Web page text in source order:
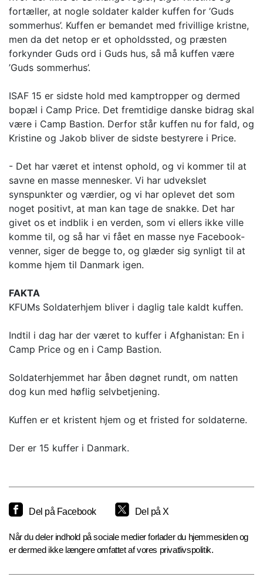
fortæller, at nogle soldater kalder kuffen for ’Guds
sommerhus’. Kuffen er bemandet med frivillige kristne,
men da det netop er et opholdssted, og præsten
forkynder Guds ord i Guds hus, så må kuffen være
’Guds sommerhus’.
ISAF 15 er sidste hold med kamptropper og dermed
bopæl i Camp Price. Det fremtidige danske bidrag skal
være i Camp Bastion. Derfor står kuffen nu for fald, og
Kristine og Jakob bliver de sidste bestyrere i Price.
- Det har været et intenst ophold, og vi kommer til at
savne en masse mennesker. Vi har udvekslet
synspunkter og værdier, og vi har oplevet det som
noget positivt, at man kan tage de snakke. Det har
givet os et indblik i en verden, som vi ellers ikke ville
komme til, og så har vi fået en masse nye Facebook-
venner, siger de begge to, og glæder sig synligt til at
komme hjem til Danmark igen.
FAKTA
KFUMs Soldaterhjem bliver i daglig tale kaldt kuffen.
Indtil i dag har der været to kuffer i Afghanistan: En i
Camp Price og en i Camp Bastion.
Soldaterhjemmet har åben døgnet rundt, om natten
dog kun med høflig selvbetjening.
Kuffen er et kristent hjem og et fristed for soldaterne.
Der er 15 kuffer i Danmark.
Del på Facebook Del på X
Når du deler indhold på sociale medier forlader du hjemmesiden og
er dermed ikke længere omfattet af vores privatlivspolitik.